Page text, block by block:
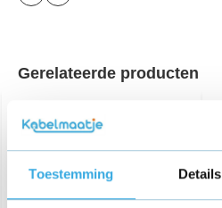
Toestemming Details
Gerelateerde producten